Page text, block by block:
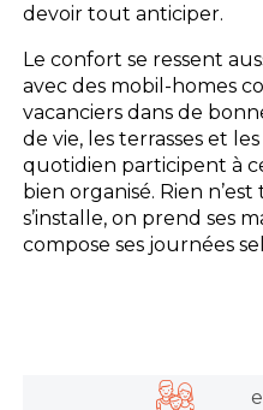
devoir tout anticiper.
Le confort se ressent
avec des mobil-homes
vacanciers dans de
de vie, les terrasses et
quotidien participent à
bien organisé. Rien
s’installe, on prend ses
compose ses journées